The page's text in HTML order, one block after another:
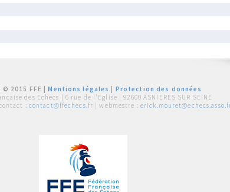
2015 FFE |Mentions légales
Protection des données
des Echecs | 6 rue de l'Eglise | 92600 ASNIERES SUR SEINE
: contact@ffechecs.fr | webmestre :